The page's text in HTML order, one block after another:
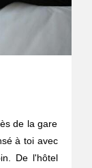
de la gare
à toi avec
De l'hôtel